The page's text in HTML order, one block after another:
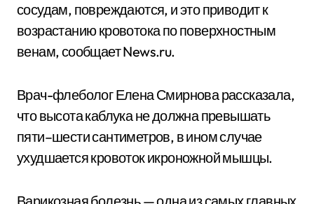
сосудам, повреждаются, и это приводит к
возрастанию кровотока по поверхностным
венам, сообщает News.ru.
Врач-флеболог Елена Смирнова рассказала,
что высота каблука не должна превышать
пяти–шести сантиметров, в ином случае
ухудшается кровоток икроножной мышцы.